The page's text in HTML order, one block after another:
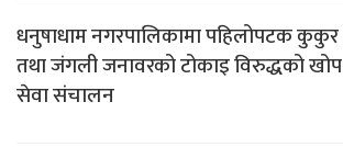
धनुषाधाम नगरपालिकामा पहिलोपटक कुकुर
तथा जंगली जनावरको टोकाइ विरुद्धको खोप
सेवा संचालन